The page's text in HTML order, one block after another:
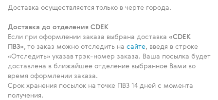
Доставка осуществляется только в черте города.
Доставка до отделения CDEK
Если при оформлении заказа выбрана доставка «CDEK
ПВЗ», то заказ можно отследить на сайте, введя в строке
«Отследить» указав трэк-номер заказа. Ваша посылка будет
доставлена в ближайшее отделение выбранное Вами во
время оформлении заказа.
Срок хранения посылок на точке ПВЗ 14 дней с момента
получения.